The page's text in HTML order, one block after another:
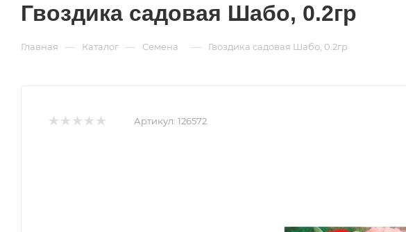
Гвоздика садовая Шабо, 0.2гр
Главная — Каталог — Семена — Гвоздика садовая Шабо, 0.2гр
Артикул: 126572